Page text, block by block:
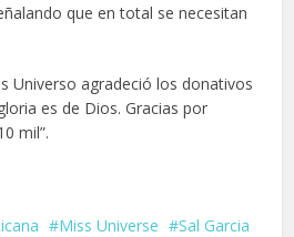
que en total se necesitan
Universo agradeció los donativos
es de Dios. Gracias por
mil”.
Miss Universe Sal Garcia